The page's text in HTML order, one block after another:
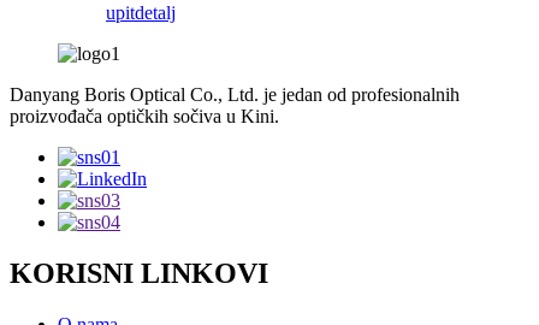
upitdetalj
Danyang Boris Optical Co., Ltd. je jedan od profesionalnih
proizvođača optičkih sočiva u Kini.
KORISNI LINKOVI